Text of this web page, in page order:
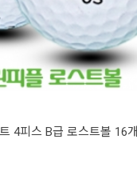
4피스 B급 로스트볼 16개